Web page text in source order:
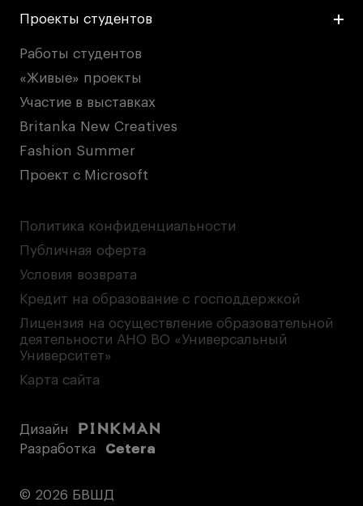
Проекты студентов
Работы студентов
«Живые» проекты
Участие в выставках
Britanka New Creatives
Fashion Summer
Проект с Microsoft
© 2026 БВШД
Политика конфиденциальности
Публичная оферта
Условия возврата
Кредит на образование с господдержкой
Лицензия на осуществление образовательной
деятельности АНО ВО «Универсальный
Университет»
Карта сайта
Дизайн
Разработка
Cetera